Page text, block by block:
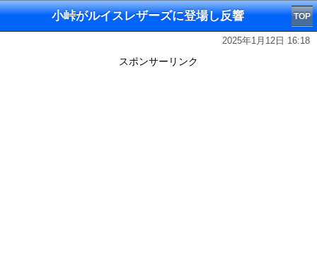
小峠がルイスレザーズに登場し反響 TOP
2025年1月12日 16:18
スポンサーリンク